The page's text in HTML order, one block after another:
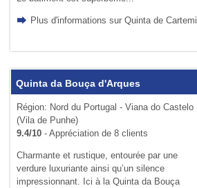
Plus d'informations sur Quinta de Cartemil
Quinta da Bouça d'Arques
Région: Nord du Portugal - Viana do Castelo
(Vila de Punhe)
9.4/10- Appréciation de 8 clients
Charmante et rustique, entourée par une
verdure luxuriante ainsi qu’un silence
impressionnant. Ici à la Quinta da Bouça